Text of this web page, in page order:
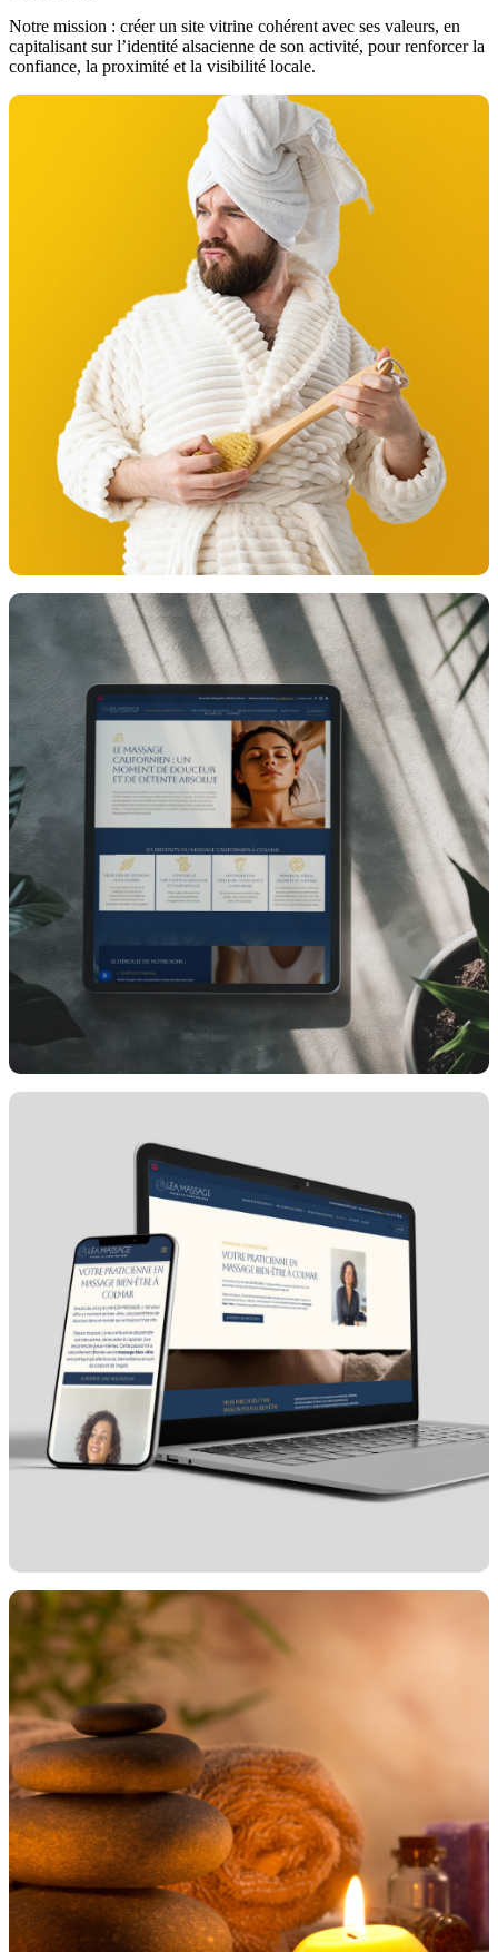
Notre mission : créer un site vitrine cohérent avec ses valeurs, en
capitalisant sur l’identité alsacienne de son activité, pour renforcer la
confiance, la proximité et la visibilité locale.